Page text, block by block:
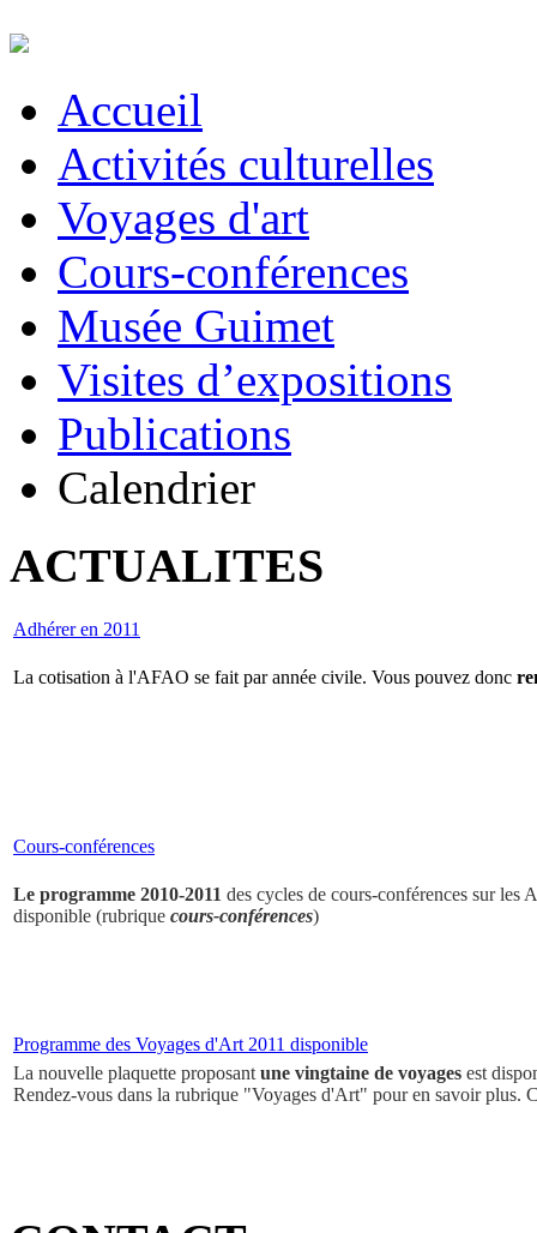
Accueil
Activités culturelles
Voyages d'art
Cours-conférences
Musée Guimet
Visites d’expositions
Publications
Calendrier
ACTUALITES
Adhérer en 2011
La cotisation à l'AFAO se fait par année civile. Vous pouvez donc
Cours-conférences
Le programme 2010-2011 des cycles de cours-conférences sur
disponible (rubrique cours-conférences)
Programme des Voyages d'Art 2011 disponible
La nouvelle plaquette proposantune vingtaine de voyages est
Rendez-vous dans la rubrique "Voyages d'Art" pour en savoir plus.